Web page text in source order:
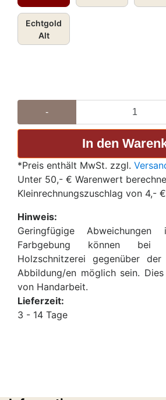
Echtgold
Alt
-
*Preis enthält MwSt. zzgl.
Unter 50,- € Warenwert
Kleinrechnungszuschlag von 4,- €
Hinweis:
Geringfügige
Farbgebung können bei
Holzschnitzerei gegenüber
Abbildung/en möglich sein.
von Handarbeit.
Lieferzeit:
3 - 14 Tage